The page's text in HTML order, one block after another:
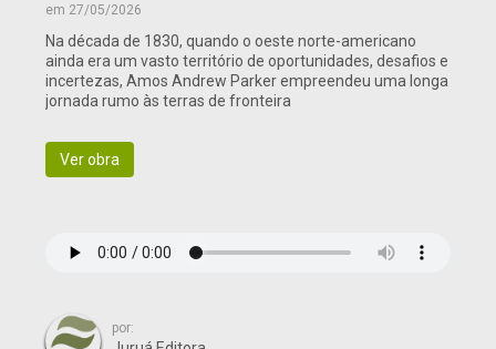
em 27/05/2026
Na década de 1830, quando o oeste norte-americano
ainda era um vasto território de oportunidades, desafios e
incertezas, Amos Andrew Parker empreendeu uma longa
jornada rumo às terras de fronteira
Ver obra
por: